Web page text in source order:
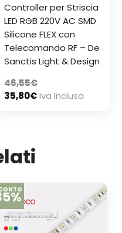
Controller per Striscia
LED RGB 220V AC SMD
Silicone FLEX con
Telecomando RF – De
Sanctis Light & Design
46,55€
35,80€Iva Inclusa